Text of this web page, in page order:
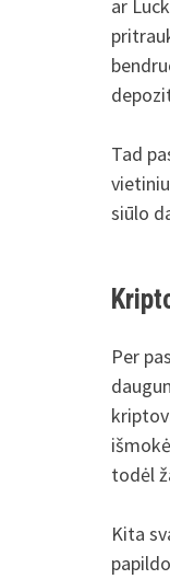
ar
Tad
siūlo
Per
todėl
Kita